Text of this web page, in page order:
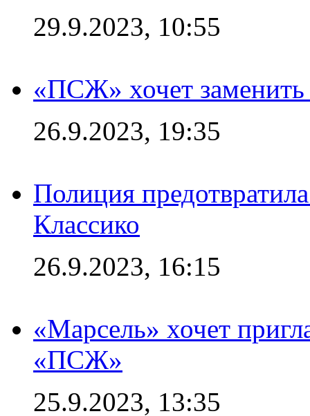
29.9.2023, 10:55
«ПСЖ» хочет
26.9.2023, 19:35
Полиция
Классико
26.9.2023, 16:15
«Марсель» хочет
«ПСЖ»
25.9.2023, 13:35